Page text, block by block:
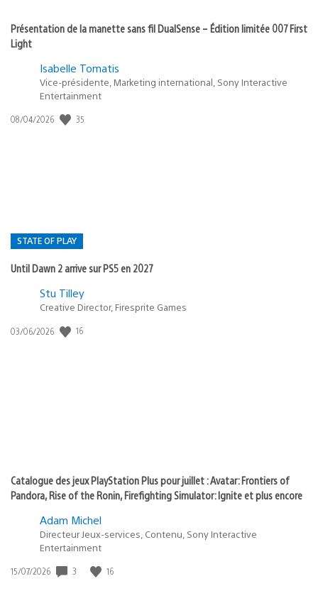
Présentation de la manette sans fil DualSense – Édition limitée 007 First
Light
Isabelle Tomatis
Vice-présidente, Marketing international, Sony Interactive
Entertainment
Date
08/04/2026 35
STATE OF PLAY
Until Dawn 2 arrive sur PS5 en 2027
Postée
:
Stu Tilley
Creative Director, Firesprite Games
Date
03/06/2026 16
Catalogue des jeux PlayStation Plus pour juillet : Avatar: Frontiers of
Pandora, Rise of the Ronin, Firefighting Simulator: Ignite et plus encore
Adam Michel
Directeur Jeux-services, Contenu, Sony Interactive
Entertainment
Date
15/07/2026 3 16